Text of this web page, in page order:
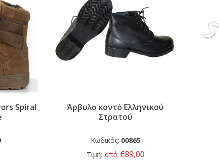
Spiral
Άρβυλο κοντό Ελληνικού
Στρατού
Κωδικός: 00865
Τιμή: από €89,00